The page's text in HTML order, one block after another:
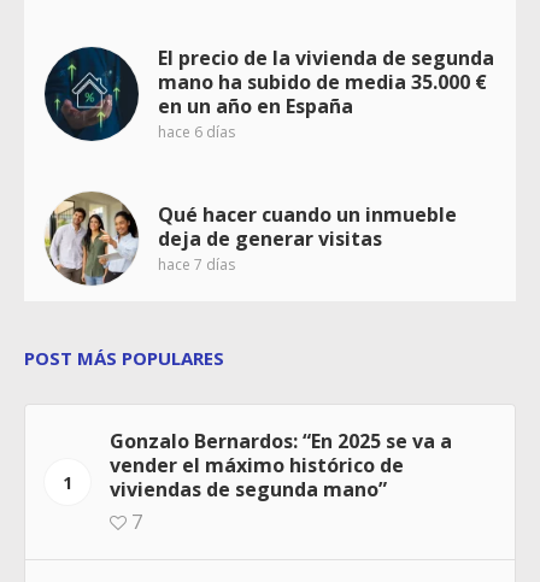
El precio de la vivienda de segunda
mano ha subido de media 35.000 €
en un año en España
hace 6 días
Qué hacer cuando un inmueble
deja de generar visitas
hace 7 días
POST MÁS POPULARES
1
Gonzalo Bernardos: “En 2025 se va a
vender el máximo histórico de
viviendas de segunda mano”
7